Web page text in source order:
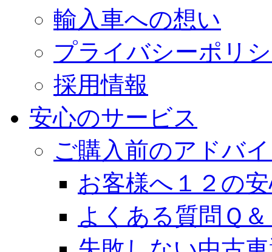
輸入車への想い
プライバシーポリ
採用情報
安心のサービス
ご購入前のアドバ
お客様へ１２の
よくある質問Ｑ